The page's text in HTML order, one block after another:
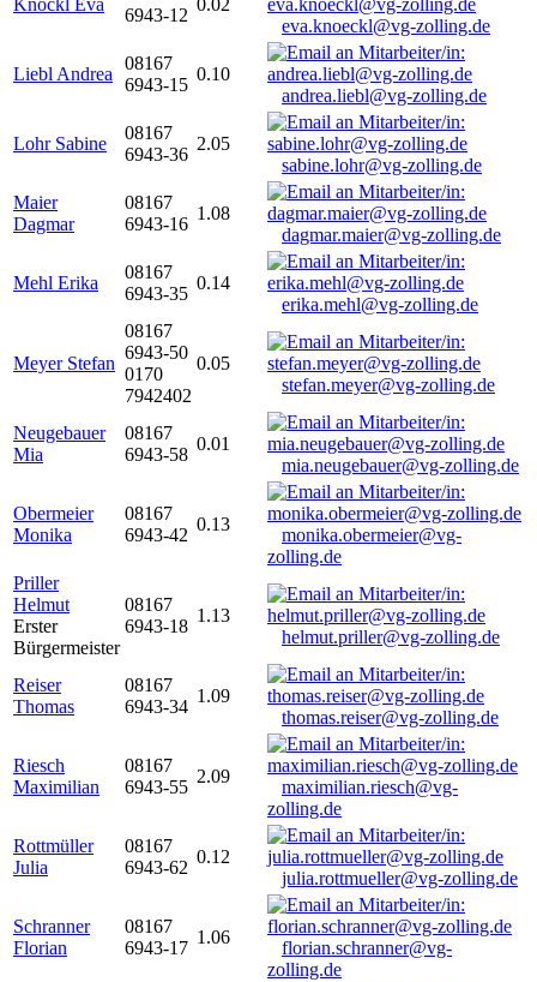
Knöckl Eva
6943-12
0.02
eva.knoeckl@vg-zolling.de
Liebl Andrea
08167
6943-15
0.10
andrea.liebl@vg-zolling.de
Lohr Sabine
08167
6943-36
2.05
sabine.lohr@vg-zolling.de
Maier
Dagmar
08167
6943-16
1.08
dagmar.maier@vg-zolling.de
Mehl Erika
08167
6943-35
0.14
erika.mehl@vg-zolling.de
Meyer Stefan
08167
6943-50
0170
7942402
0.05
stefan.meyer@vg-zolling.de
Neugebauer
Mia
08167
6943-58
0.01
mia.neugebauer@vg-zolling.de
Obermeier
Monika
08167
6943-42
0.13
monika.obermeier@vg-
zolling.de
Priller
Helmut
Erster
Bürgermeister
08167
6943-18
1.13
helmut.priller@vg-zolling.de
Reiser
Thomas
08167
6943-34
1.09
thomas.reiser@vg-zolling.de
Riesch
Maximilian
08167
6943-55
2.09
maximilian.riesch@vg-
zolling.de
Rottmüller
Julia
08167
6943-62
0.12
julia.rottmueller@vg-zolling.de
Schranner
Florian
08167
6943-17
1.06
florian.schranner@vg-
zolling.de